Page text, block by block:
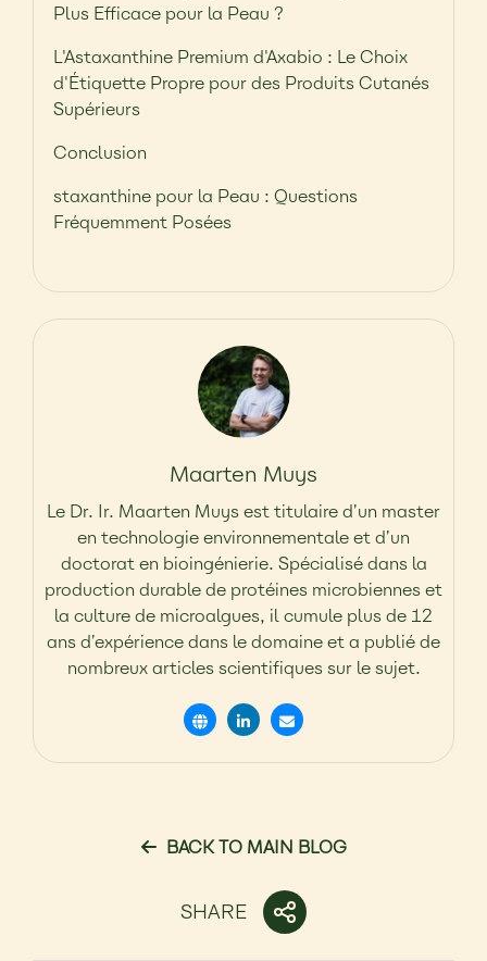
Plus Efficace pour la Peau ?
L'Astaxanthine Premium d'Axabio : Le Choix
d'Étiquette Propre pour des Produits Cutanés
Supérieurs
Conclusion
staxanthine pour la Peau : Questions
Fréquemment Posées
Maarten Muys
Le Dr. Ir. Maarten Muys est titulaire d’un master
en technologie environnementale et d’un
doctorat en bioingénierie. Spécialisé dans la
production durable de protéines microbiennes et
la culture de microalgues, il cumule plus de 12
ans d’expérience dans le domaine et a publié de
nombreux articles scientifiques sur le sujet.
BACK TO MAIN BLOG
SHARE